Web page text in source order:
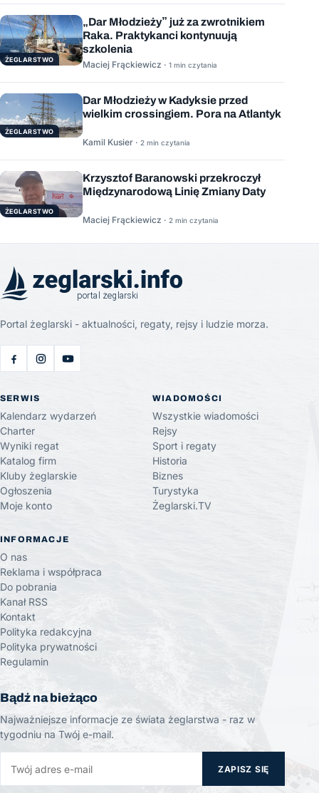
ŻEGLARSTWO
„Dar Młodzieży” już za zwrotnikiem
Raka. Praktykanci kontynuują
szkolenia
Maciej Frąckiewicz · 1 min czytania
ŻEGLARSTWO
Dar Młodzieży w Kadyksie przed
wielkim crossingiem. Pora na Atlantyk
Kamil Kusier · 2 min czytania
ŻEGLARSTWO
Krzysztof Baranowski przekroczył
Międzynarodową Linię Zmiany Daty
Maciej Frąckiewicz · 2 min czytania
Portal żeglarski - aktualności, regaty, rejsy i ludzie morza.
SERWIS
Kalendarz wydarzeń
Charter
Wyniki regat
Katalog firm
Kluby żeglarskie
Ogłoszenia
Moje konto
WIADOMOŚCI
Wszystkie wiadomości
Rejsy
Sport i regaty
Historia
Biznes
Turystyka
Żeglarski.TV
INFORMACJE
O nas
Reklama i współpraca
Do pobrania
Kanał RSS
Kontakt
Polityka redakcyjna
Polityka prywatności
Regulamin
Bądź na bieżąco
Najważniejsze informacje ze świata żeglarstwa - raz w
tygodniu na Twój e-mail.
ZAPISZ SIĘ